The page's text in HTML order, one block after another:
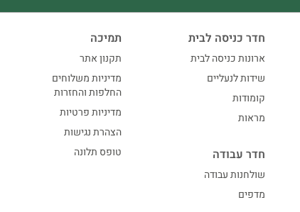
חדר כניסה לבית
ארונות כניסה לבית
שידות לנעליים
קומודות
מראות
חדר עבודה
שולחנות עבודה
מדפים
תמיכה
תקנון אתר
מדיניות משלוחים
החלפות והחזרות
מדיניות פרטיות
הצהרת נגישות
טופס תלונה